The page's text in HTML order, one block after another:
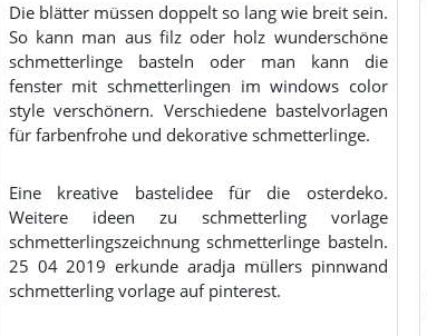
Die blätter müssen doppelt so lang wie breit sein.
So kann man aus filz oder holz wunderschöne
schmetterlinge basteln oder man kann die
fenster mit schmetterlingen im windows color
style verschönern. Verschiedene bastelvorlagen
für farbenfrohe und dekorative schmetterlinge.
Eine kreative bastelidee für die osterdeko.
Weitere ideen zu schmetterling vorlage
schmetterlingszeichnung schmetterlinge basteln.
25 04 2019 erkunde aradja müllers pinnwand
schmetterling vorlage auf pinterest.